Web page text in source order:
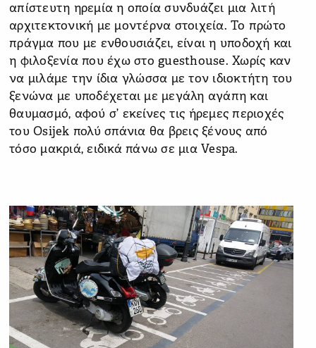
απίστευτη ηρεμία η οποία συνδυάζει μια λιτή
αρχιτεκτονική με μοντέρνα στοιχεία. Το πρώτο
πράγμα που με ενθουσιάζει, είναι η υποδοχή και
η φιλοξενία που έχω στο guesthouse. Χωρίς καν
να μιλάμε την ίδια γλώσσα με τον ιδιοκτήτη του
ξενώνα με υποδέχεται με μεγάλη αγάπη και
θαυμασμό, αφού σ’ εκείνες τις ήρεμες περιοχές
του Osijek πολύ σπάνια θα βρεις ξένους από
τόσο μακριά, ειδικά πάνω σε μια Vespa.